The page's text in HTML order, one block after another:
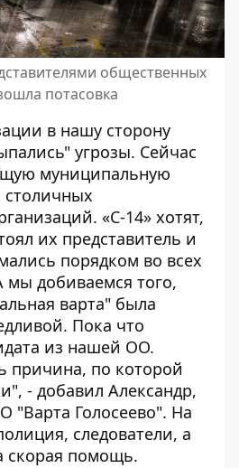
общественных
потасовка
в нашу сторону
угрозы. Сейчас
муниципальную
«С-14» хотят,
их представитель и
порядком во всех
мы добиваемся того,
варта" была
Пока что
из нашей ОО.
причина, по которой
- добавил Александр,
"Варта Голосеево". На
следователи, а
скорая помощь.